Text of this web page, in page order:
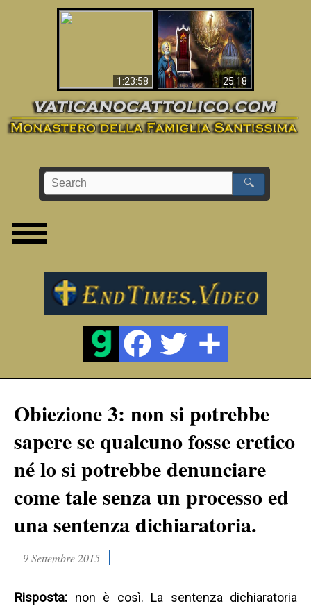
1:23:58 25:18
La Bibbia ha previsto
70 anni senza Papa?
🔍
Obiezione 3: non si potrebbe
sapere se qualcuno fosse eretico
né lo si potrebbe denunciare
come tale senza un processo ed
una sentenza dichiaratoria.
9 Settembre 2015
Risposta: non è così. La sentenza dichiaratoria